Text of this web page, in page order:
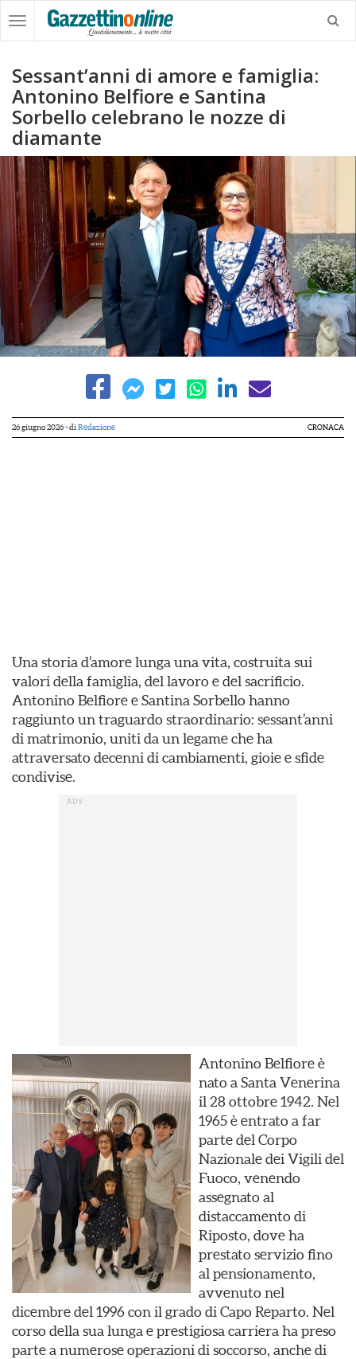
Sessant’anni di amore e famiglia:
Antonino Belfiore e Santina
Sorbello celebrano le nozze di
diamante
26 giugno 2026- di Redazione CRONACA
Una storia d’amore lunga una vita, costruita sui
valori della famiglia, del lavoro e del sacrificio.
Antonino Belfiore e Santina Sorbello hanno
raggiunto un traguardo straordinario: sessant’anni
di matrimonio, uniti da un legame che ha
attraversato decenni di cambiamenti, gioie e sfide
condivise.
Antonino Belfiore è
nato a Santa Venerina
il 28 ottobre 1942. Nel
1965 è entrato a far
parte del Corpo
Nazionale dei Vigili del
Fuoco, venendo
assegnato al
distaccamento di
Riposto, dove ha
prestato servizio fino
al pensionamento,
avvenuto nel
dicembre del 1996 con il grado di Capo Reparto. Nel
corso della sua lunga e prestigiosa carriera ha preso
parte a numerose operazioni di soccorso, anche di